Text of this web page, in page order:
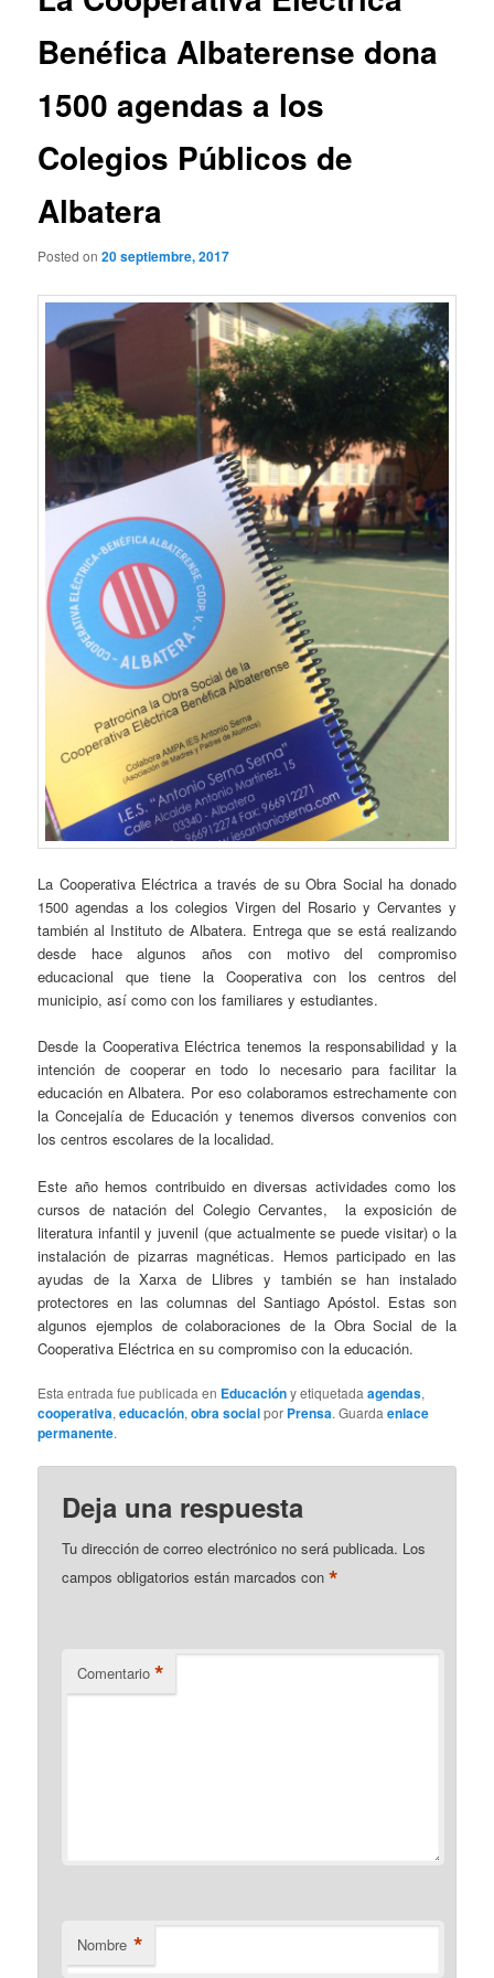
Benéfica Albaterense dona
1500 agendas a los
Colegios Públicos de
Albatera
Posted on20 septiembre, 2017
La Cooperativa Eléctrica a través de su Obra Social ha donado
1500 agendas a los colegios Virgen del Rosario y Cervantes y
también al Instituto de Albatera. Entrega que se está realizando
desde hace algunos años con motivo del compromiso
educacional que tiene la Cooperativa con los centros del
municipio, así como con los familiares y estudiantes.
Desde la Cooperativa Eléctrica tenemos la responsabilidad y la
intención de cooperar en todo lo necesario para facilitar la
educación en Albatera. Por eso colaboramos estrechamente con
la Concejalía de Educación y tenemos diversos convenios con
los centros escolares de la localidad.
Este año hemos contribuido en diversas actividades como los
cursos de natación del Colegio Cervantes, la exposición de
literatura infantil y juvenil (que actualmente se puede visitar) o la
instalación de pizarras magnéticas. Hemos participado en las
ayudas de la Xarxa de Llibres y también se han instalado
protectores en las columnas del Santiago Apóstol. Estas son
algunos ejemplos de colaboraciones de la Obra Social de la
Cooperativa Eléctrica en su compromiso con la educación.
Esta entrada fue publicada en Educacióny etiquetadaagendas,
cooperativa,educación,obra socialpor Prensa. Guardaenlace
permanente.
Deja una respuesta
Tu dirección de correo electrónico no será publicada. Los
campos obligatorios están marcados con*
Comentario *
Nombre *